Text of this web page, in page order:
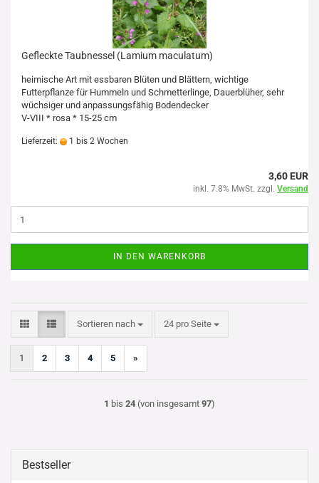
Gefleckte Taubnessel (Lamium maculatum)
heimische Art mit essbaren Blüten und Blättern, wichtige
Futterpflanze für Hummeln und Schmetterlinge, Dauerblüher, sehr
wüchsiger und anpassungsfähig Bodendecker
V-VIII * rosa * 15-25 cm
Lieferzeit: 1 bis 2 Wochen
3,60 EUR
inkl. 7.8% MwSt. zzgl. Versand
IN DEN WARENKORB
Sortieren nach
Sortieren nach 24 pro Seite
pro Seite
1 2 3 4 5 »
1 bis 24 (von insgesamt 97)
Bestseller